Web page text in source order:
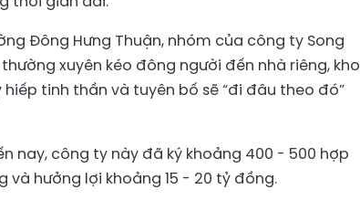
Đông Hưng Thuận, nhóm của công ty Song
xuyên kéo đông người đến nhà riêng, kho
tinh thần và tuyên bố sẽ “đi đâu theo đó”
nay, công ty này đã ký khoảng 400 - 500 hợp
và hưởng lợi khoảng 15 - 20 tỷ đồng.